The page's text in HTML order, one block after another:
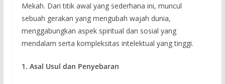
Mekah. Dari titik awal yang sederhana ini, muncul
sebuah gerakan yang mengubah wajah dunia,
menggabungkan aspek spiritual dan sosial yang
mendalam serta kompleksitas intelektual yang tinggi.
1. Asal Usul dan Penyebaran